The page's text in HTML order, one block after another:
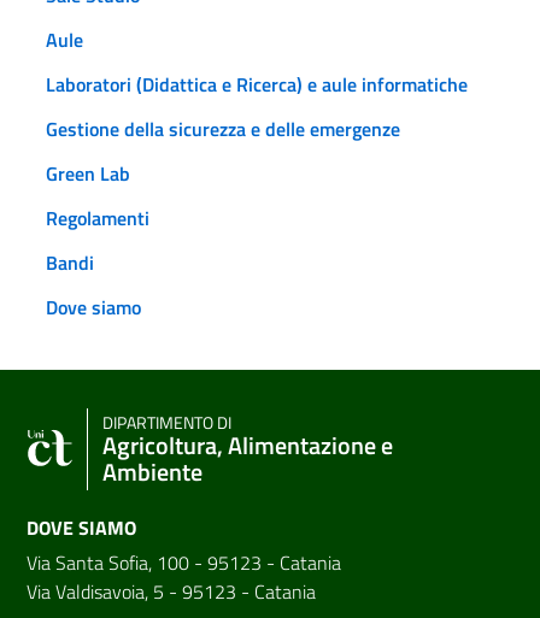
Aule
Laboratori (Didattica e Ricerca) e aule informatiche
Gestione della sicurezza e delle emergenze
Green Lab
Regolamenti
Bandi
Dove siamo
DIPARTIMENTO DI
Agricoltura, Alimentazione e
Ambiente
DOVE SIAMO
Via Santa Sofia, 100 - 95123 - Catania
Via Valdisavoia, 5 - 95123 - Catania